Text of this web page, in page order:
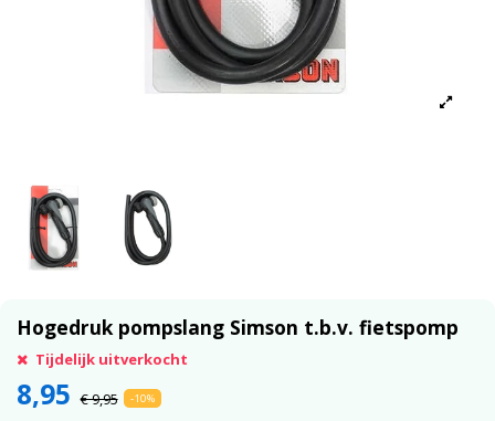
Hogedruk pompslang Simson t.b.v. fietspomp
Tijdelijk uitverkocht
8,95 € 9,95 -10%